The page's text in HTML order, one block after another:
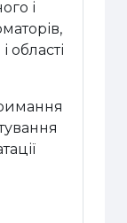
і
області